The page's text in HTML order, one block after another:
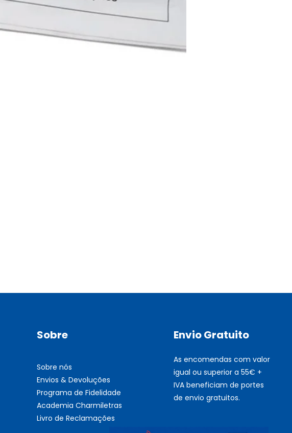
Sobre
Sobre nós
Envios & Devoluções
Programa de Fidelidade
Academia Charmiletras
Livro de Reclamações
Envio Gratuito
As encomendas com valor
igual ou superior a 55€ +
IVA beneficiam de portes
de envio gratuitos.